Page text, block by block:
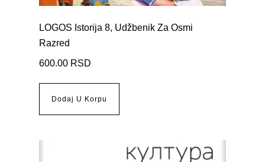
LOGOS Istorija 8, Udžbenik Za Osmi
Razred
600.00 RSD
Dodaj U Korpu